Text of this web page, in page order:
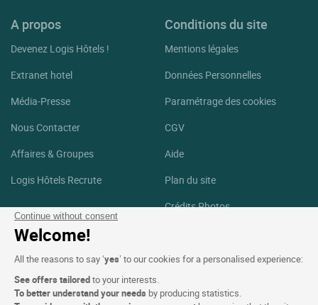
Continue without consent
Welcome!
All the reasons to say ‘yes’ to our cookies for a personalised experience:
See offers tailoredto your interests.
To better understand your needs by producing statistics.
A propos
Devenez Logis Hôtels !
Extranet hotel
Média-Presse
Nous Contacter
Affaires & Groupes
Logis Hôtels Recrute
Conditions du site
Mentions légales
Données Personnelles
Paramétrage des cookies
CGV
Aide
Plan du site
Crédits Photos
Suivez-nous
Facebook Instagram
Linkedin